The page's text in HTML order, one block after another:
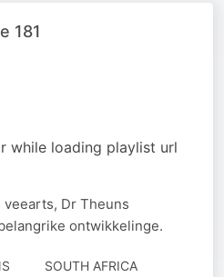
181
while loading playlist url
Dr Theuns
ontwikkelinge.
SOUTH AFRICA